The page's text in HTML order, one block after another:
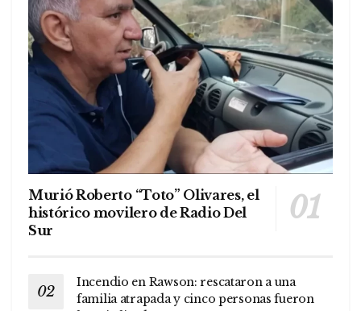
Murió Roberto “Toto” Olivares, el
histórico movilero de Radio Del
Sur
Incendio en Rawson: rescataron a una
familia atrapada y cinco personas fueron